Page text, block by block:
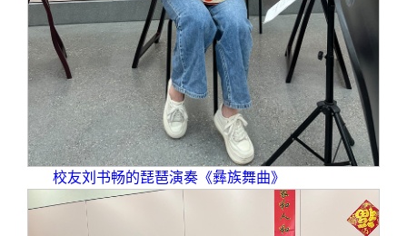
校友刘书畅的琵琶演奏《彝族舞曲》